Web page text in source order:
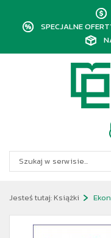
SPECJALNE
Jesteś tutaj: Książki